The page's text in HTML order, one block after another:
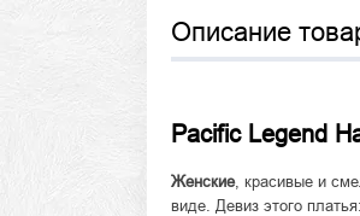
Описание
Pacific Legend
Женские, красивые и
виде. Девиз этого